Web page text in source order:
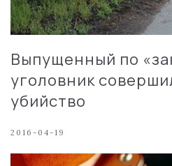
Выпущенный по
уголовник
убийство
2016-04-19